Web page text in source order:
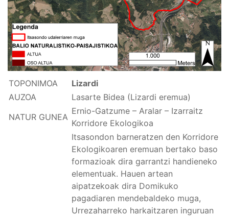
TOPONIMOA
Lizardi
AUZOA
Lasarte Bidea (Lizardi eremua)
NATUR GUNEA
Ernio-Gatzume – Aralar – Izarraitz
Korridore Ekologikoa
Itsasondon barneratzen den Korridore
Ekologikoaren eremuan bertako baso
formazioak dira garrantzi handieneko
elementuak. Hauen artean
aipatzekoak dira Domikuko
pagadiaren mendebaldeko muga,
Urrezaharreko harkaitzaren inguruan